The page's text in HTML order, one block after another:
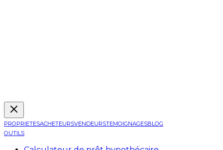
PROPRIETESACHETEURSVENDEURSTEMOIGNAGESBLOG
OUTILS